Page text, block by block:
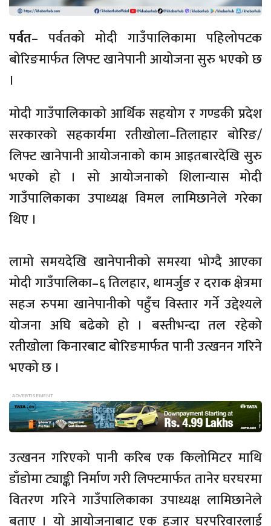
पर्वत– पर्वतको मोदी गाउँपालिकामा पहिलोपटक
बोरिङमार्फत लिफ्ट खानेपानी आयोजना सुरु भएको छ
।
मोदी गाउँपालिकाको आर्थिक सहयोग र गण्डकी प्रदेश
सरकारको सहकार्यमा रतीखोला–तिलाहार बोरिङ/
लिफ्ट खानेपानी आयोजनाको काम आइतबारदेखि सुरु
भएको हो । सो आयोजनाको शिलान्यास मोदी
गाउँपालिकाका उपाध्यक्ष विमल लामिछानेले गरेका
थिए ।
लामो समयदेखि खानेपानीको समस्या भोग्दै आएका
मोदी गाउँपालिका–६ तिलहार, थामर्जुङ र दराक क्षेत्रमा
सहज रुपमा खानेपानीको पहुँच विस्तार गर्ने उद्देश्यले
योजना अघि बढेको हो । बस्तीभन्दा तल रहेको
रतीखोला किनारबाट बोरिङमार्फत पानी उत्खनन गरिने
भएको छ ।
उत्खनन गरिएको पानी करिब एक किलोमिटर माथि
डाँडोमा ट्याङ्की निर्माण गरी लिफ्टमार्फत तानेर घरघरमा
वितरण गरिने गाउँपालिकाका उपाध्यक्ष लामिछानेले